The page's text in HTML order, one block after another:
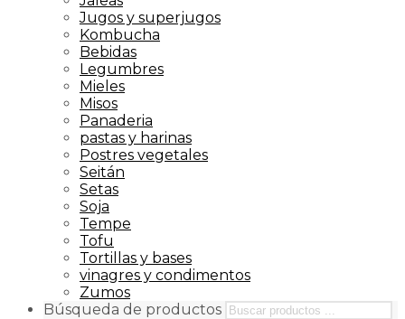
Jugos y superjugos
Kombucha
Bebidas
Legumbres
Mieles
Misos
Panaderia
pastas y harinas
Postres vegetales
Seitán
Setas
Soja
Tempe
Tofu
Tortillas y bases
vinagres y condimentos
Zumos
Búsqueda de productos